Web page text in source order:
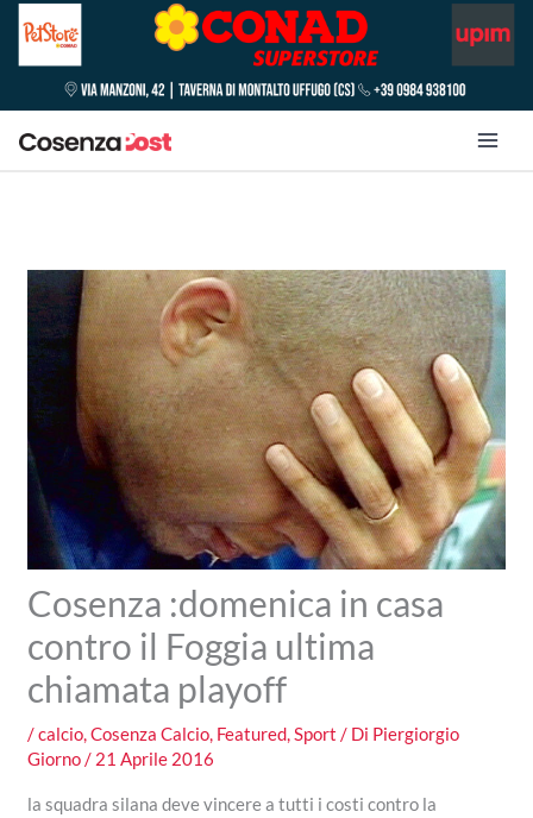
Cosenza :domenica in casa
contro il Foggia ultima
chiamata playoff
/calcio,Cosenza Calcio, Featured,Sport / Di Piergiorgio
Giorno/ 21 Aprile 2016
la squadra silana deve vincere a tutti i costi contro la